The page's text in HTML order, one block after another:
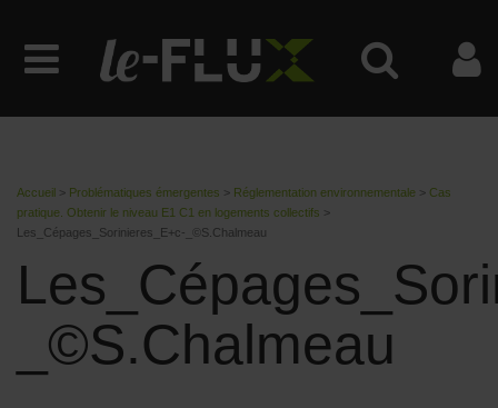
Accueil > Problématiques émergentes > Réglementation environnementale > Cas
pratique. Obtenir le niveau E1 C1 en logements collectifs >
Les_Cépages_Sorinieres_E+c-_©S.Chalmeau
_©S.Chalmeau